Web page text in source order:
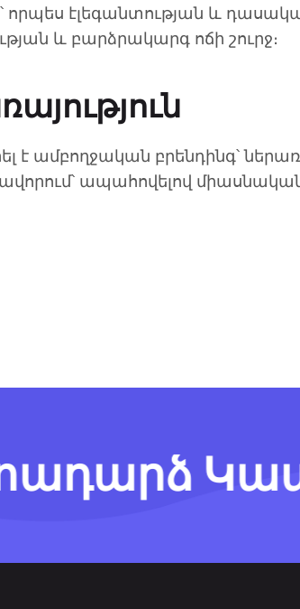
որպես էլեգանտության և
և բարձրակարգ ոճի շուրջ։
է ամբողջական բրենդինգ՝
ապահովելով
Կապ